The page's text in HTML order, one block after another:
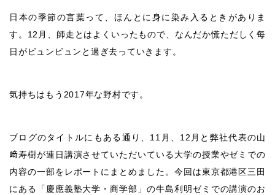
日本の季節の言葉って、ほんとに身に染み入るときがありま
す。 12 月、師走とはよくいったもので、なんだか慌ただしく每
日がビュンビュンと過ぎ去っていきます。
気持ちはもう 2017年な野村です。
ブログのタイトルにもある通り、11月、12月と弊社代表の山
﨑寿樹が連日講演させていただいている大学の授業やゼミでの
内容の一部をレポートにまとめました。今回は東京都港区三田
にある「慶應義塾大学・商学部」の牛島利明ゼミでの講演のお